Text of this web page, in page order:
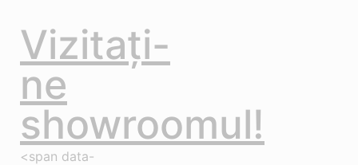
Vizitați-
ne
showroomul!
<span data-